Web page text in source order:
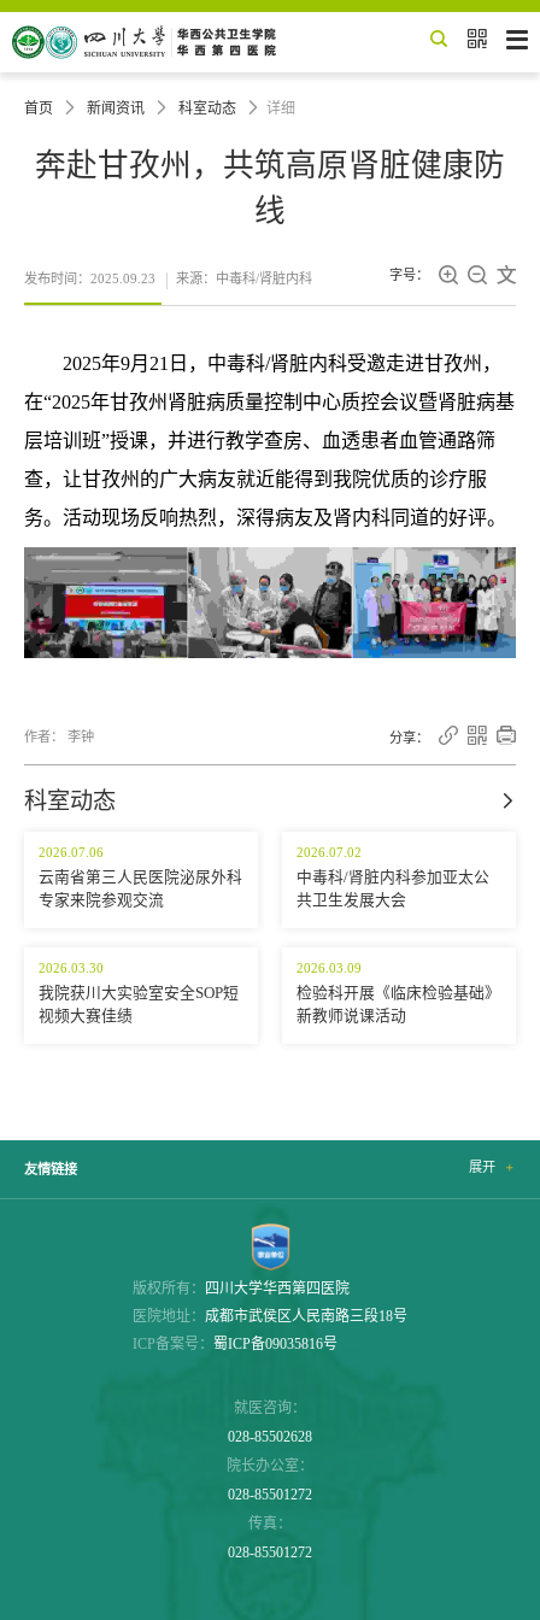
 
首页  新闻资讯  科室动态  详细
奔赴甘孜州，共筑高原肾脏健康防
线
发布时间：2025.09.23 来源：中毒科/肾脏内科 字号：   
2025年9月21日，中毒科/肾脏内科受邀走进甘孜州，
在“2025年甘孜州肾脏病质量控制中心质控会议暨肾脏病基
层培训班”授课，并进行教学查房、血透患者血管通路筛
查，让甘孜州的广大病友就近能得到我院优质的诊疗服
务。活动现场反响热烈，深得病友及肾内科同道的好评。
作者： 李钟 分享：   
科室动态 
2026.07.06
云南省第三人民医院泌尿外科
专家来院参观交流
2026.07.02
中毒科/肾脏内科参加亚太公
共卫生发展大会
2026.03.30
我院获川大实验室安全SOP短
视频大赛佳绩
2026.03.09
检验科开展《临床检验基础》
新教师说课活动
友情链接 展开 
版权所有：
四川大学华西第四医院
医院地址： 成都市武侯区人民南路三段18号
ICP备案号： 蜀ICP备09035816号
就医咨询：
028-85502628
院长办公室：
028-85501272
传真：
028-85501272